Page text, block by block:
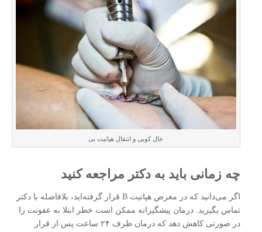
خال کوبی و انتقال هپاتیت بی
چه زمانی باید به دکتر مراجعه کنید
اگر می‌دانید که در معرض هپاتیت B قرار گرفته‌اید، بلافاصله با دکتر
تماس بگیرید. درمان پیشگیرانه ممکن است خطر ابتلا به عفونت را
در صورتی کاهش دهد که درمان ظرف ۲۴ ساعت پس از قرار